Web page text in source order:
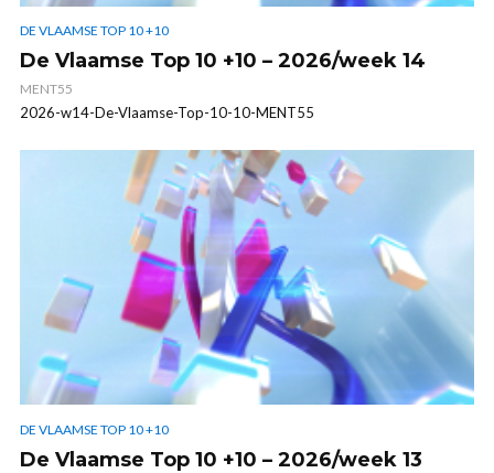
DE VLAAMSE TOP 10 +10
De Vlaamse Top 10 +10 – 2026/week 14
MENT55
2026-w14-De-Vlaamse-Top-10-10-MENT55
DE VLAAMSE TOP 10 +10
De Vlaamse Top 10 +10 – 2026/week 13